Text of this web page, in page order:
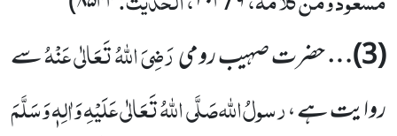
(
3
)…حضرتصہیب رومیرَضِیَ اللہُ تَعَالٰی عَنْہُسے
روایت ہے ،رسولُاللہصَلَّی اللہُ تَعَالٰی عَلَیْہِ وَاٰلِہٖ وَسَلَّمَ